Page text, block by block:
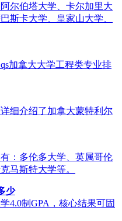
尔伯塔大学、卡尔加里大
斯卡大学、皇家山大学、
加拿大大学工程类专业排
细介绍了加拿大蒙特利尔
：多伦多大学、英属哥伦
马斯特大学等。
少
4.0制GPA，核心结果可固